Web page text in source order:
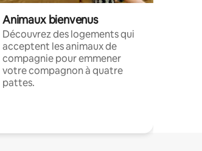
Animaux bienvenus
Découvrez des logements qui
acceptent les animaux de
compagnie pour emmener
votre compagnon à quatre
pattes.